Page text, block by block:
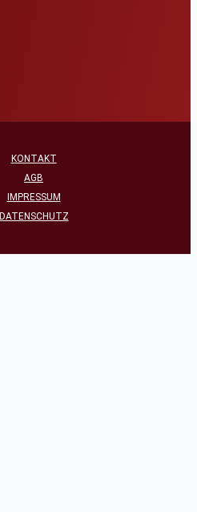
KONTAKT
AGB
IMPRESSUM
DATENSCHUTZ